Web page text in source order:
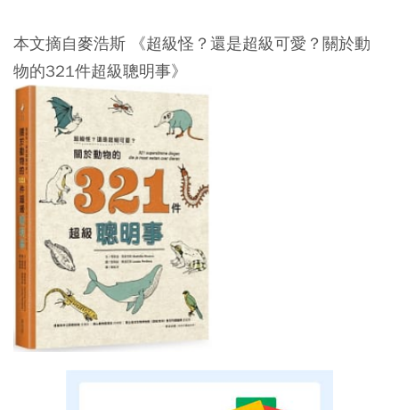
本文摘自麥浩斯 《超級怪？還是超級可愛？關於動
物的321件超級聰明事》